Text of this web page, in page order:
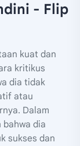
- Flip
kuat dan
kritikus
dia tidak
atau
Dalam
bahwa dia
sukses dan